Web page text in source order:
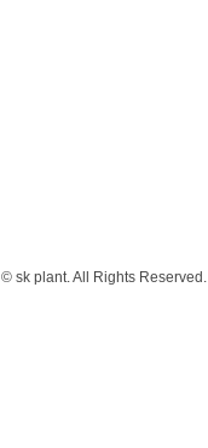
© sk plant. All Rights Reserved.